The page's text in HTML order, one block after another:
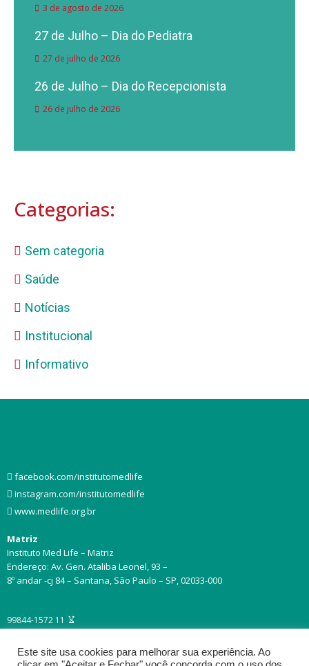
3 de agosto de 2026
27 de Julho – Dia do Pediatra
27 de julho de 2026
26 de Julho – Dia do Recepcionista
26 de julho de 2026
Categorias:
Sem categoria
Saúde
Notícias
Institucional
Informativo
facebook.com/institutomedlife
instagram.com/institutomedlife
www.medlife.org.br
Matriz
Instituto Med Life – Matriz
Endereço: Av. Gen. Ataliba Leonel, 93 –
8º andar -cj 84 – Santana, São Paulo – SP, 02033-000
11 99844-1572
Este site usa cookies para melhorar sua experiência. Ao